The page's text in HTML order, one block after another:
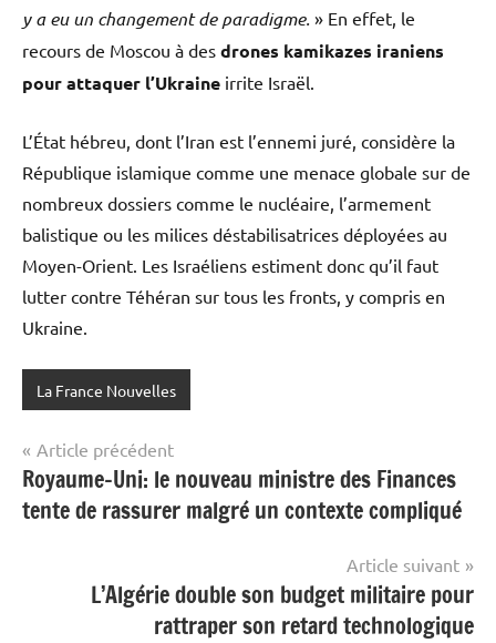
y a eu un changement de paradigme. » En effet, le
recours de Moscou à des drones kamikazes iraniens
pour attaquer l’Ukraine irrite Israël.
L’État hébreu, dont l’Iran est l’ennemi juré, considère la
République islamique comme une menace globale sur de
nombreux dossiers comme le nucléaire, l’armement
balistique ou les milices déstabilisatrices déployées au
Moyen-Orient. Les Israéliens estiment donc qu’il faut
lutter contre Téhéran sur tous les fronts, y compris en
Ukraine.
La France Nouvelles
Navigation
de
l’article
Article précédent
Royaume-Uni: le nouveau ministre des Finances
tente de rassurer malgré un contexte compliqué
Article suivant
L’Algérie double son budget militaire pour
rattraper son retard technologique